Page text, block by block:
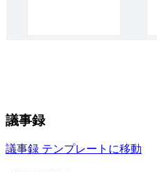
議事録
議事録 テンプレートに移動